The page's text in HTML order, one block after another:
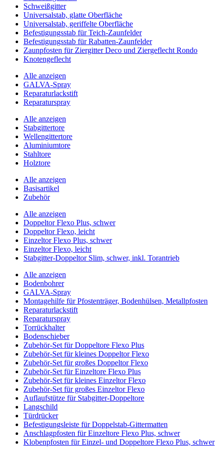
Schweißgitter
Universalstab, glatte Oberfläche
Universalstab, geriffelte Oberfläche
Befestigungsstab für Teich-Zaunfelder
Befestigungsstab für Rabatten-Zaunfelder
Zaunpfosten für Ziergitter Deco und Ziergeflecht Rondo
Knotengeflecht
Alle anzeigen
GALVA-Spray
Reparaturlackstift
Reparaturspray
Alle anzeigen
Stabgittertore
Wellengittertore
Aluminiumtore
Stahltore
Holztore
Alle anzeigen
Basisartikel
Zubehör
Alle anzeigen
Doppeltor Flexo Plus, schwer
Doppeltor Flexo, leicht
Einzeltor Flexo Plus, schwer
Einzeltor Flexo, leicht
Stabgitter-Doppeltor Slim, schwer, inkl. Torantrieb
Alle anzeigen
Bodenbohrer
GALVA-Spray
Montagehilfe für Pfostenträger, Bodenhülsen, Metallpfosten
Reparaturlackstift
Reparaturspray
Torrückhalter
Bodenschieber
Zubehör-Set für Doppeltore Flexo Plus
Zubehör-Set für kleines Doppeltor Flexo
Zubehör-Set für großes Doppeltor Flexo
Zubehör-Set für Einzeltore Flexo Plus
Zubehör-Set für kleines Einzeltor Flexo
Zubehör-Set für großes Einzeltor Flexo
Auflaufstütze für Stabgitter-Doppeltore
Langschild
Türdrücker
Befestigungsleiste für Doppelstab-Gittermatten
Anschlagpfosten für Einzeltore Flexo Plus, schwer
Klobenpfosten für Einzel- und Doppeltore Flexo Plus, schwer